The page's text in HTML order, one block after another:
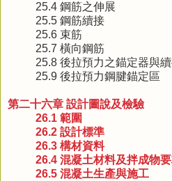
25.4 鋼筋之伸展
25.5 鋼筋續接
25.6 束筋
25.7 橫向鋼筋
25.8 後拉預力之錨定器與
25.9 後拉預力鋼腱錨定區
第二十六章 設計圖說及檢驗
26.1 範圍
26.2 設計標準
26.3 構材資料
26.4 混凝土材料及拌成物
26.5 混凝土生產與施工